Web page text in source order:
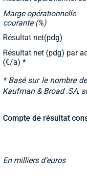
Marge opérationnelle
courante (%)
Résultat net(pdg)
Résultat net (pdg) par
(€/a) *
* Basé sur le nombre
Kaufman & Broad .SA,
Compte de résultat
En milliers d’euros